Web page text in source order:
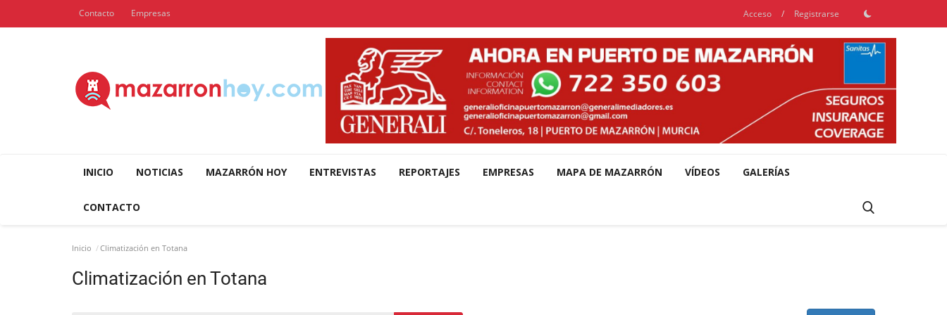
Contacto Empresas Acceso / Registrarse
INICIO NOTICIAS MAZARRÓN HOY ENTREVISTAS REPORTAJES EMPRESAS MAPA DE MAZARRÓN VÍDEOS GALERÍAS
CONTACTO
Inicio Climatización en Totana
Climatización en Totana